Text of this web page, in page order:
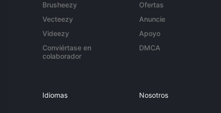
Brusheezy
Vecteezy
Videezy
Conviértase en
colaborador
Ofertas
Anuncie
Apoyo
DMCA
Idiomas Nosotros